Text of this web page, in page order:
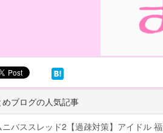
ブログの人気記事
ニバススレッド2【過疎対策】アイドル